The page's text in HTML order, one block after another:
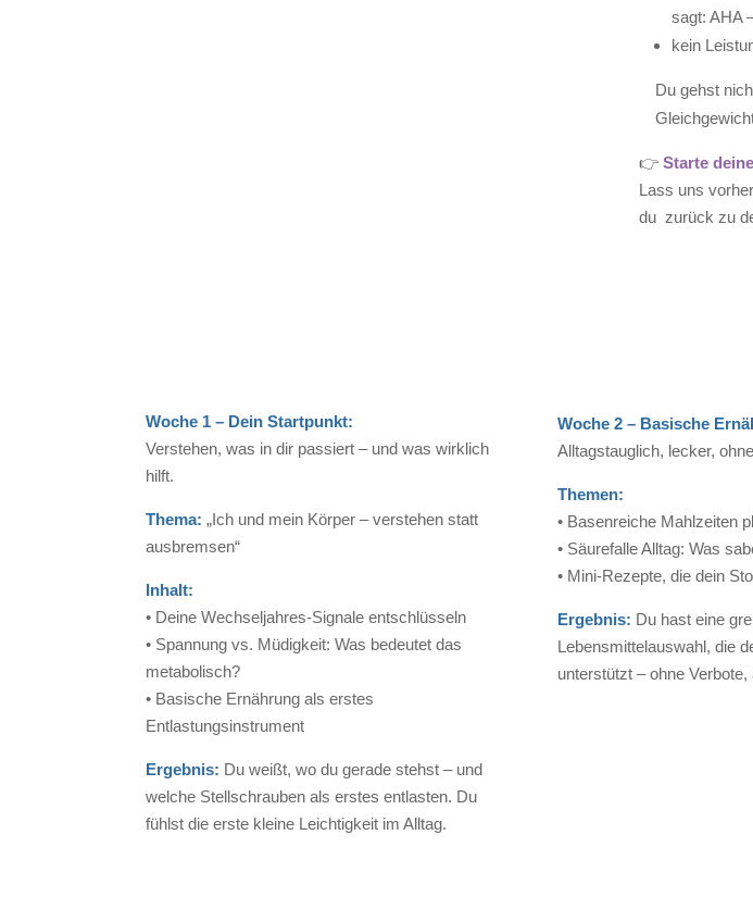
sagt: AHA
kein
Du gehst
👉Starte
Lass uns
du zurück zu
Woche 1 – Dein Startpunkt:
Verstehen, was in dir passiert – und was wirklich
hilft.
Thema: „Ich und mein Körper – verstehen statt
ausbremsen“
Inhalt:
• Deine Wechseljahres-Signale entschlüsseln
• Spannung vs. Müdigkeit: Was bedeutet das
metabolisch?
• Basische Ernährung als erstes
Entlastungsinstrument
Ergebnis: Du weißt, wo du gerade stehst – und
welche Stellschrauben als erstes entlasten. Du
fühlst die erste kleine Leichtigkeit im Alltag.
Woche 2 – Basische
Alltagstauglich, lecker,
Themen:
• Basenreiche Mahlzeiten
• Säurefalle Alltag: Was
• Mini-Rezepte, die dein
Ergebnis: Du hast eine
Lebensmittelauswahl, die
unterstützt – ohne